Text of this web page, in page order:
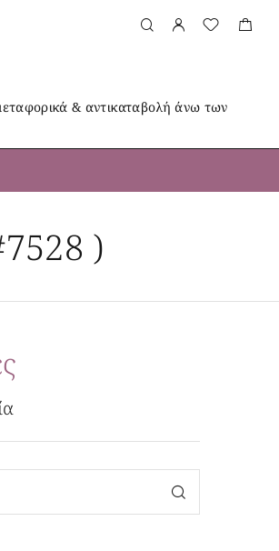
& αντικαταβολή άνω των
)